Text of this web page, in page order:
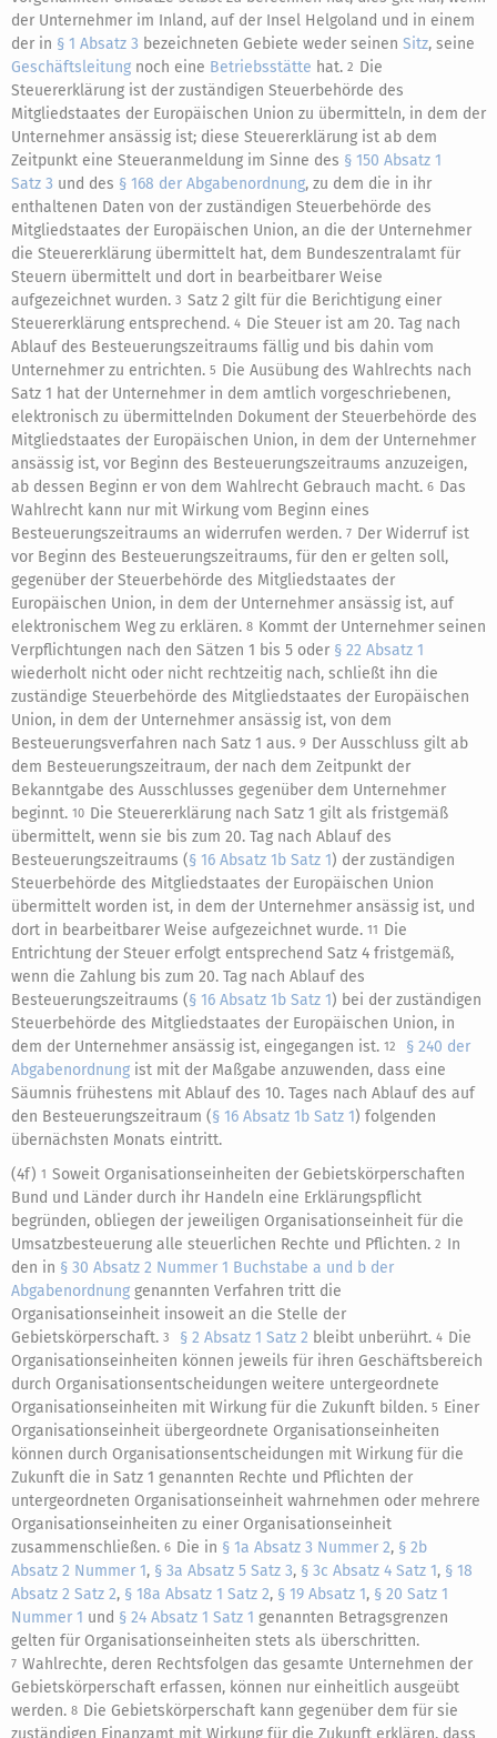
der Unternehmer im Inland, auf der Insel Helgoland und in einem
der in § 1 Absatz 3 bezeichneten Gebiete weder seinen Sitz, seine
Geschäftsleitung noch eine Betriebsstätte hat. 2 Die
Steuererklärung ist der zuständigen Steuerbehörde des
Mitgliedstaates der Europäischen Union zu übermitteln, in dem der
Unternehmer ansässig ist; diese Steuererklärung ist ab dem
Zeitpunkt eine Steueranmeldung im Sinne des § 150 Absatz 1
Satz 3 und des § 168 der Abgabenordnung, zu dem die in ihr
enthaltenen Daten von der zuständigen Steuerbehörde des
Mitgliedstaates der Europäischen Union, an die der Unternehmer
die Steuererklärung übermittelt hat, dem Bundeszentralamt für
Steuern übermittelt und dort in bearbeitbarer Weise
aufgezeichnet wurden. 3 Satz 2 gilt für die Berichtigung einer
Steuererklärung entsprechend. 4 Die Steuer ist am 20. Tag nach
Ablauf des Besteuerungszeitraums fällig und bis dahin vom
Unternehmer zu entrichten. 5 Die Ausübung des Wahlrechts nach
Satz 1 hat der Unternehmer in dem amtlich vorgeschriebenen,
elektronisch zu übermittelnden Dokument der Steuerbehörde des
Mitgliedstaates der Europäischen Union, in dem der Unternehmer
ansässig ist, vor Beginn des Besteuerungszeitraums anzuzeigen,
ab dessen Beginn er von dem Wahlrecht Gebrauch macht. 6 Das
Wahlrecht kann nur mit Wirkung vom Beginn eines
Besteuerungszeitraums an widerrufen werden. 7 Der Widerruf ist
vor Beginn des Besteuerungszeitraums, für den er gelten soll,
gegenüber der Steuerbehörde des Mitgliedstaates der
Europäischen Union, in dem der Unternehmer ansässig ist, auf
elektronischem Weg zu erklären. 8 Kommt der Unternehmer seinen
Verpflichtungen nach den Sätzen 1 bis 5 oder § 22 Absatz 1
wiederholt nicht oder nicht rechtzeitig nach, schließt ihn die
zuständige Steuerbehörde des Mitgliedstaates der Europäischen
Union, in dem der Unternehmer ansässig ist, von dem
Besteuerungsverfahren nach Satz 1 aus. 9 Der Ausschluss gilt ab
dem Besteuerungszeitraum, der nach dem Zeitpunkt der
Bekanntgabe des Ausschlusses gegenüber dem Unternehmer
beginnt. 10 Die Steuererklärung nach Satz 1 gilt als fristgemäß
übermittelt, wenn sie bis zum 20. Tag nach Ablauf des
Besteuerungszeitraums (§ 16 Absatz 1b Satz 1) der zuständigen
Steuerbehörde des Mitgliedstaates der Europäischen Union
übermittelt worden ist, in dem der Unternehmer ansässig ist, und
dort in bearbeitbarer Weise aufgezeichnet wurde. 11
Die
Entrichtung der Steuer erfolgt entsprechend Satz 4 fristgemäß,
wenn die Zahlung bis zum 20. Tag nach Ablauf des
Besteuerungszeitraums (§ 16 Absatz 1b Satz 1) bei der zuständigen
Steuerbehörde des Mitgliedstaates der Europäischen Union, in
dem der Unternehmer ansässig ist, eingegangen ist. 12
§ 240 der
Abgabenordnung ist mit der Maßgabe anzuwenden, dass eine
Säumnis frühestens mit Ablauf des 10. Tages nach Ablauf des auf
den Besteuerungszeitraum (§ 16 Absatz 1b Satz 1) folgenden
übernächsten Monats eintritt.
(4f) 1 Soweit Organisationseinheiten der Gebietskörperschaften
Bund und Länder durch ihr Handeln eine Erklärungspflicht
begründen, obliegen der jeweiligen Organisationseinheit für die
Umsatzbesteuerung alle steuerlichen Rechte und Pflichten. 2 In
den in § 30 Absatz 2 Nummer 1 Buchstabe a und b der
Abgabenordnung genannten Verfahren tritt die
Organisationseinheit insoweit an die Stelle der
Gebietskörperschaft. 3 § 2 Absatz 1 Satz 2 bleibt unberührt. 4 Die
Organisationseinheiten können jeweils für ihren Geschäftsbereich
durch Organisationsentscheidungen weitere untergeordnete
Organisationseinheiten mit Wirkung für die Zukunft bilden. 5 Einer
Organisationseinheit übergeordnete Organisationseinheiten
können durch Organisationsentscheidungen mit Wirkung für die
Zukunft die in Satz 1 genannten Rechte und Pflichten der
untergeordneten Organisationseinheit wahrnehmen oder mehrere
Organisationseinheiten zu einer Organisationseinheit
zusammenschließen. 6 Die in § 1a Absatz 3 Nummer 2, § 2b
Absatz 2 Nummer 1, § 3a Absatz 5 Satz 3, § 3c Absatz 4 Satz 1, § 18
Absatz 2 Satz 2, § 18a Absatz 1 Satz 2, § 19 Absatz 1, § 20 Satz 1
Nummer 1 und § 24 Absatz 1 Satz 1 genannten Betragsgrenzen
gelten für Organisationseinheiten stets als überschritten.
7 Wahlrechte, deren Rechtsfolgen das gesamte Unternehmen der
Gebietskörperschaft erfassen, können nur einheitlich ausgeübt
werden. 8 Die Gebietskörperschaft kann gegenüber dem für sie